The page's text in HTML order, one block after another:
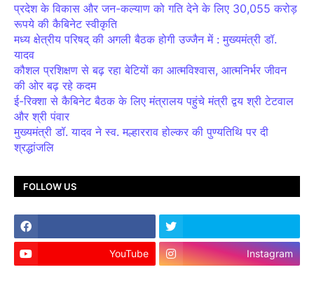
प्रदेश के विकास और जन-कल्याण को गति देने के लिए 30,055 करोड़
रूपये की कैबिनेट स्वीकृति
मध्य क्षेत्रीय परिषद् की अगली बैठक होगी उज्जैन में : मुख्यमंत्री डॉ.
यादव
कौशल प्रशिक्षण से बढ़ रहा बेटियों का आत्मविश्वास, आत्मनिर्भर जीवन
की ओर बढ़ रहे कदम
ई-रिक्शा से कैबिनेट बैठक के लिए मंत्रालय पहुंचे मंत्री द्वय श्री टेटवाल
और श्री पंवार
मुख्यमंत्री डॉ. यादव ने स्व. मल्हारराव होल्कर की पुण्यतिथि पर दी
श्रद्धांजलि
FOLLOW US
YouTube Instagram